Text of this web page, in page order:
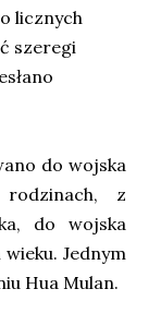
licznych
szeregi
do wojska
z
do wojska
Jednym
Hua Mulan.